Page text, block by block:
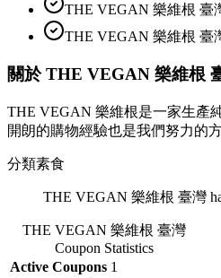
THE VEGAN 樂維根 臺
THE VEGAN 樂維根 臺
關於 THE VEGAN 樂維根
THE VEGAN 樂維根是一家生產
開朗的購物經驗也是我們努力的
分類素食
THE VEGAN 樂維根 臺灣
THE VEGAN 樂維根 臺灣
Coupon Statistics
Active Coupons 1